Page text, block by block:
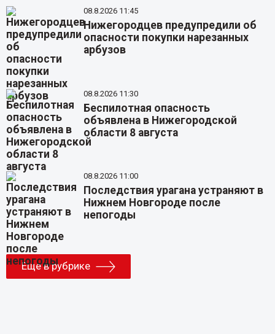
08.8.2026 11:45
Нижегородцев предупредили об
опасности покупки нарезанных
арбузов
08.8.2026 11:30
Беспилотная опасность
объявлена в Нижегородской
области 8 августа
08.8.2026 11:00
Последствия урагана устраняют в
Нижнем Новгороде после
непогоды
Еще в рубрике